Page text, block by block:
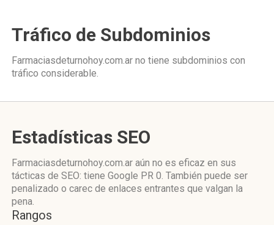
Tráfico de Subdominios
Farmaciasdeturnohoy.com.ar no tiene subdominios con
tráfico considerable.
Estadísticas SEO
Farmaciasdeturnohoy.com.ar aún no es eficaz en sus
tácticas de SEO: tiene Google PR 0. También puede ser
penalizado o carec de enlaces entrantes que valgan la
pena.
Rangos